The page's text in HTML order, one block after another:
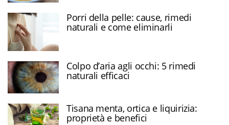
Porri della pelle: cause, rimedi
naturali e come eliminarli
Colpo d’aria agli occhi: 5 rimedi
naturali efficaci
Tisana menta, ortica e liquirizia:
proprietà e benefici